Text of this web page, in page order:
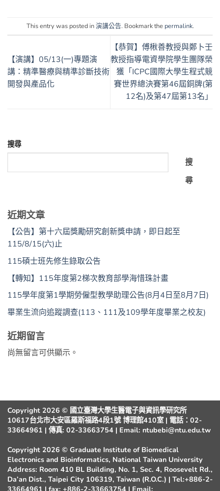
This entry was posted in演講公告. Bookmark the permalink.
【演講】05/13(一)專題演
講：精準醫療與精準診斷技術
開發與產品化
【恭賀】傅楸善教授與鄭卜壬
教授指導電資學院學生團隊榮
獲「ICPC國際大學生程式競
賽世界總決賽第46屆銅牌(第
12名)及第47屆第13名」
搜尋
搜
尋
近期文章
【公告】第十六屆獎勵研究創新獎申請，即日起至
115/8/15(六)止
115碩士班先修生錄取公告
【轉知】115年度第2梯次教育部學海惜珠計畫
115學年度第1學期勞僱型教學助理公告(8月4日至8月7日)
畢業生流向追蹤調查(113、111及109學年度畢業之校友)
近期留言
尚無留言可供顯示。
Copyright 2026 © 國立臺灣大學生醫電子與資訊學研究所
10617台北市大安區羅斯福路4段1號 博理館410室 | 電話：02-
33664961 | 傳真: 02-33663754 | Email: ntubebi@ntu.edu.tw
Copyright 2026 © Graduate Institute of Biomedical
Electronics and Bioinformatics, National Taiwan University
Address: Room 410 BL Building, No. 1, Sec. 4, Roosevelt Rd.,
Da’an Dist., Taipei City 106319, Taiwan (R.O.C.) | Tel:+886-2-